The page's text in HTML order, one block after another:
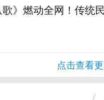
歌》燃动全网！传统
点击查看